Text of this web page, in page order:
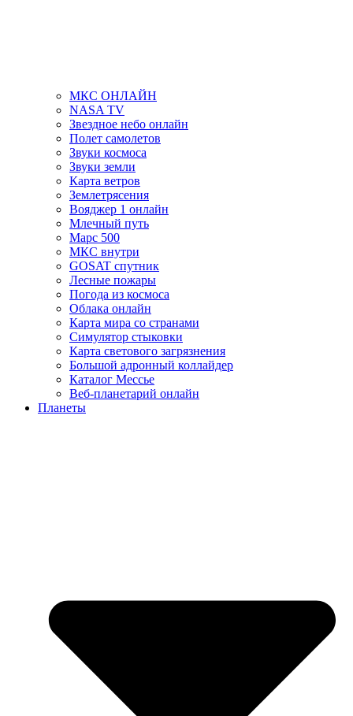
МКС ОНЛАЙН
NASA TV
Звездное небо онлайн
Полет самолетов
Звуки космоса
Звуки земли
Карта ветров
Землетрясения
Вояджер 1 онлайн
Млечный путь
Марс 500
МКС внутри
GOSAT спутник
Лесные пожары
Погода из космоса
Облака онлайн
Карта мира со странами
Симулятор стыковки
Карта светового загрязнения
Большой адронный коллайдер
Каталог Мессье
Веб-планетарий онлайн
Планеты